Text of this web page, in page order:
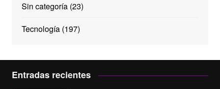
Sin categoría(23)
Tecnología(197)
Entradas recientes